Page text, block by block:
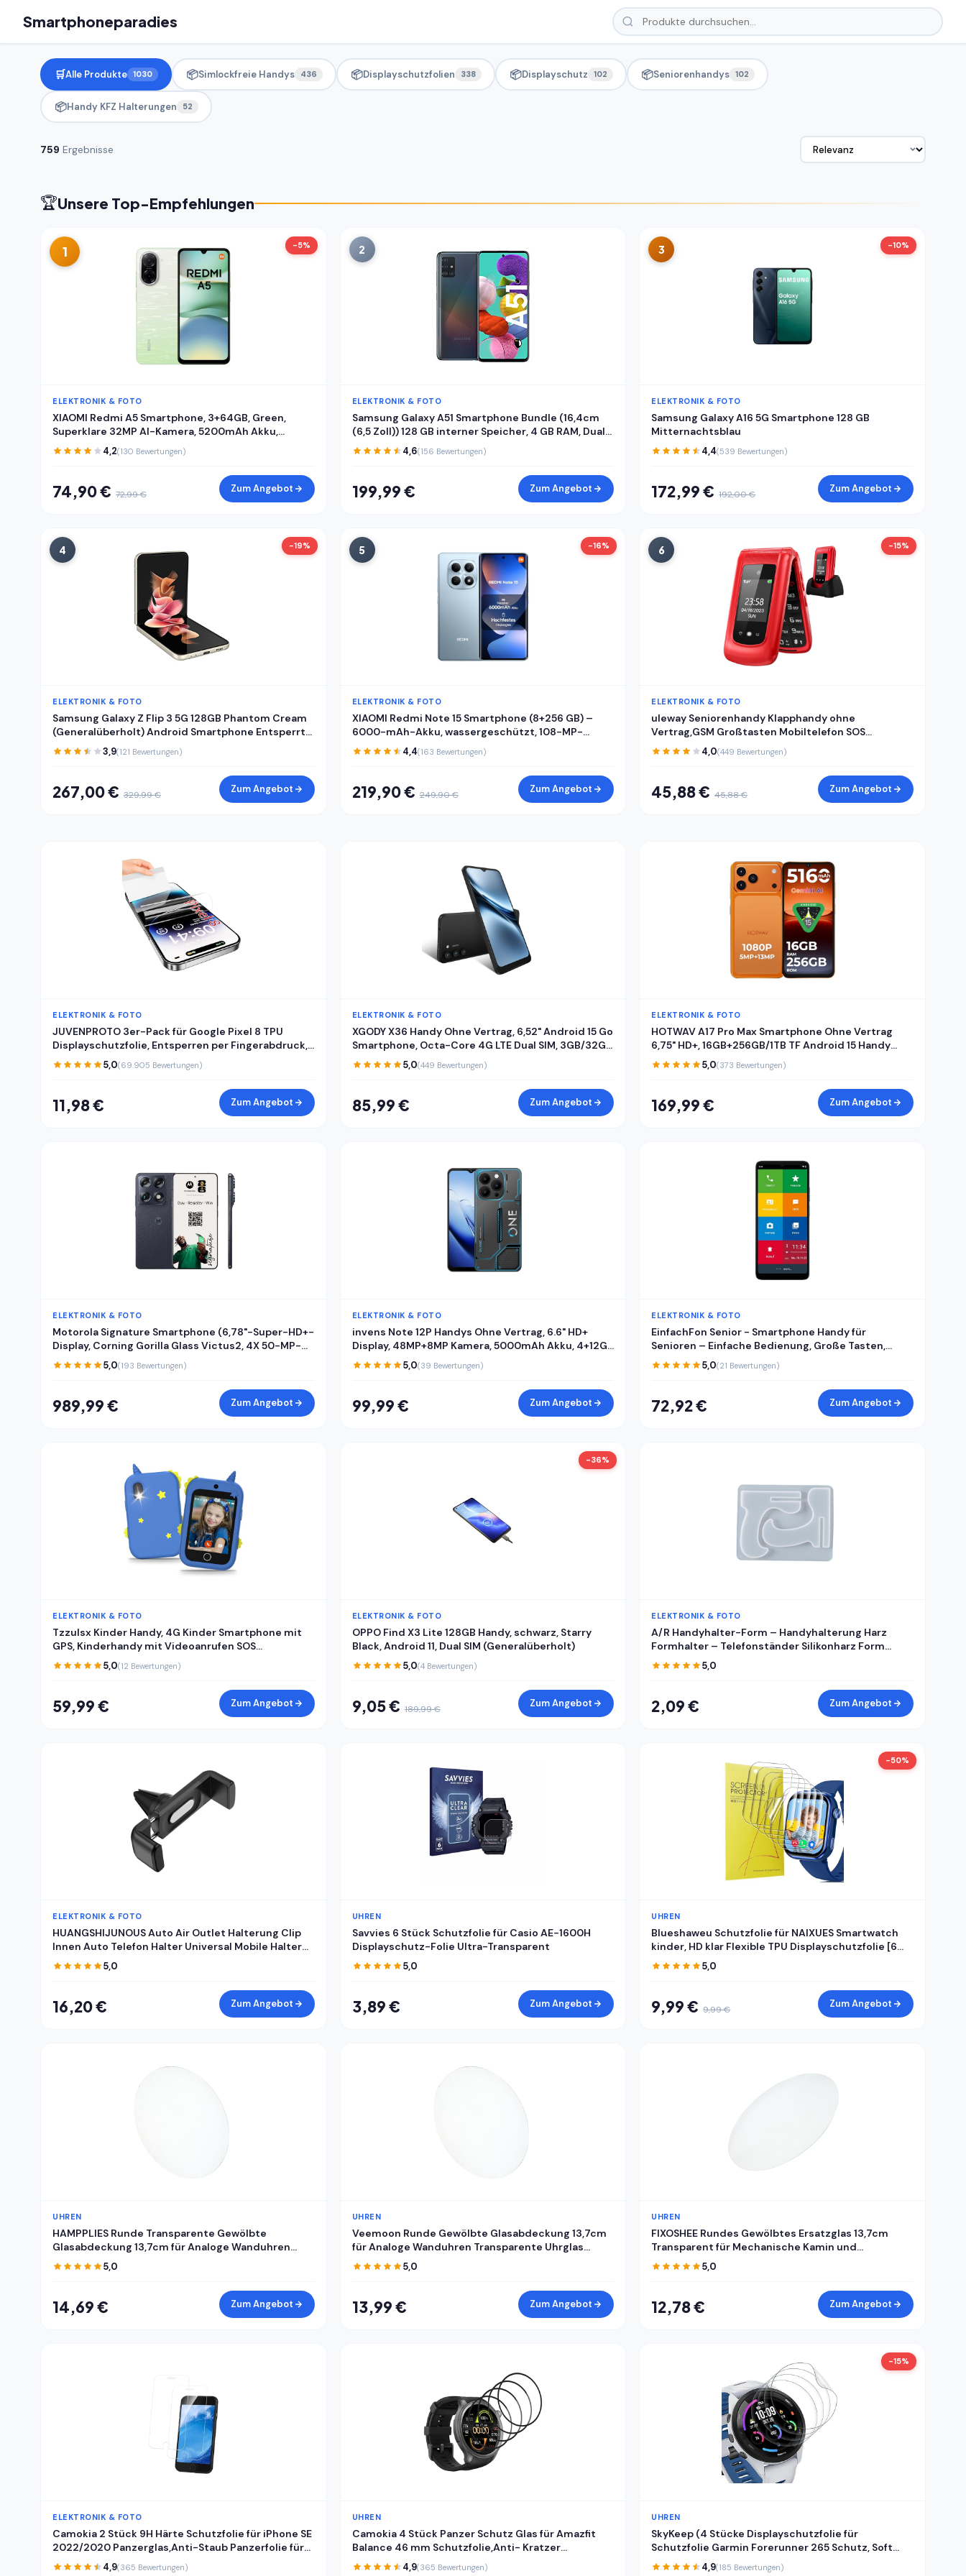
Smartphoneparadies
🛒Alle Produkte 1030 📦Simlockfreie Handys 436 📦Displayschutzfolien 338 📦Displayschutz 102 📦Seniorenhandys 102
📦Handy KFZ Halterungen 52
759 Ergebnisse
🏆Unsere Top-Empfehlungen
1 -5%
ELEKTRONIK & FOTO
XIAOMI Redmi A5 Smartphone, 3+64GB, Green,
Superklare 32MP AI-Kamera, 5200mAh Akku,
Leistungsstarker Octa-Core-Prozessor,
Immersives 6,88" 120Hz Display
4,2(130 Bewertungen)
74,90 € 72,99 € Zum Angebot
2
ELEKTRONIK & FOTO
Samsung Galaxy A51 Smartphone Bundle (16,4cm
(6,5 Zoll)) 128 GB interner Speicher, 4 GB RAM, Dual
SIM, Android inkl. 24 Monate Herstellergarantie
[Exklusiv bei Amazon] Deutsche Version
4,6(156 Bewertungen)
199,99 € Zum Angebot
3 -10%
ELEKTRONIK & FOTO
Samsung Galaxy A16 5G Smartphone 128 GB
Mitternachtsblau
4,4(539 Bewertungen)
172,99 € 192,00 € Zum Angebot
4 -19%
ELEKTRONIK & FOTO
Samsung Galaxy Z Flip 3 5G 128GB Phantom Cream
(Generalüberholt) Android Smartphone Entsperrt
mit Garantie
3,9(121 Bewertungen)
267,00 € 329,99 € Zum Angebot
5 -16%
ELEKTRONIK & FOTO
XIAOMI Redmi Note 15 Smartphone (8+256 GB) –
6000-mAh-Akku, wassergeschützt, 108-MP-
Kamera, 6,77" FHD+ Display, Gletscherblau, 2 Jahre
Garantie
4,4(163 Bewertungen)
219,90 € 249,90 € Zum Angebot
6 -15%
ELEKTRONIK & FOTO
uleway Seniorenhandy Klapphandy ohne
Vertrag,GSM Großtasten Mobiltelefon SOS
Notruffunktion,Taschenlampe,FM Radio,2.4 Zoll
Dual Display Handy für Senioren (Blau)(mit
4,0(449 Bewertungen)
45,88 € 45,88 € Zum Angebot
ELEKTRONIK & FOTO
JUVENPROTO 3er-Pack für Google Pixel 8 TPU
Displayschutzfolie, Entsperren per Fingerabdruck,
HD, kratzfest, blasenfrei, ultradünn, einfache
Installation für Pixel 8
5,0(69.905 Bewertungen)
11,98 € Zum Angebot
ELEKTRONIK & FOTO
XGODY X36 Handy Ohne Vertrag, 6,52" Android 15 Go
Smartphone, Octa-Core 4G LTE Dual SIM, 3GB/32GB
(256GB Erweiterbar), 4200mAh, 13MP+5MP Kamera,
Gesichtserkennung, USB-C, GPS, Schwarz
5,0(449 Bewertungen)
85,99 € Zum Angebot
ELEKTRONIK & FOTO
HOTWAV A17 Pro Max Smartphone Ohne Vertrag
6,75" HD+, 16GB+256GB/1TB TF Android 15 Handy
ohne vertrag, 5160mAh Akku Quick-Charge, Dual
SIM 4G Handys,Fingerabdruck/Face ID/Gemini
5,0(373 Bewertungen)
169,99 € Zum Angebot
ELEKTRONIK & FOTO
Motorola Signature Smartphone (6,78"-Super-HD+-
Display, Corning Gorilla Glass Victus2, 4X 50-MP-
Kameras, 16/512GB, 5100mAh, 90W-TurboPower +
50W kabelloses Aufladen) Pantone Carbon, inkl.
5,0(193 Bewertungen)
989,99 € Zum Angebot
ELEKTRONIK & FOTO
invens Note 12P Handys Ohne Vertrag, 6.6" HD+
Display, 48MP+8MP Kamera, 5000mAh Akku, 4+12GB
RAM 128GB ROM, Android 15 günstiges Smartphone,
Dual SIM Handy + TF, Face ID/Fingerabdruck,
5,0(39 Bewertungen)
99,99 € Zum Angebot
ELEKTRONIK & FOTO
EinfachFon Senior - Smartphone Handy für
Senioren – Einfache Bedienung, Große Tasten,
Notruf, Kamera
5,0(21 Bewertungen)
72,92 € Zum Angebot
ELEKTRONIK & FOTO
Tzzulsx Kinder Handy, 4G Kinder Smartphone mit
GPS, Kinderhandy mit Videoanrufen SOS
Schrittzähler Klassenmodus Wecker, Kindertelefon
Geburtstagsgeschenk Geschenke für Mädchen
5,0(12 Bewertungen)
59,99 € Zum Angebot
-36%
ELEKTRONIK & FOTO
OPPO Find X3 Lite 128GB Handy, schwarz, Starry
Black, Android 11, Dual SIM (Generalüberholt)
5,0(4 Bewertungen)
9,05 € 189,99 € Zum Angebot
ELEKTRONIK & FOTO
A/R Handyhalter-Form – Handyhalterung Harz
Formhalter – Telefonständer Silikonharz Form
Handyhalter Form Handyhalterung Form
Handyhalterung Form Epoxidharz Gießform für DIY
5,0
2,09 € Zum Angebot
ELEKTRONIK & FOTO
HUANGSHIJUNOUS Auto Air Outlet Halterung Clip
Innen Auto Telefon Halter Universal Mobile Halter
ABS Auto Halterung Telefon Unterstützung Handy
Halter
5,0
16,20 € Zum Angebot
UHREN
Savvies 6 Stück Schutzfolie für Casio AE-1600H
Displayschutz-Folie Ultra-Transparent
5,0
3,89 € Zum Angebot
-50%
UHREN
Blueshaweu Schutzfolie für NAIXUES Smartwatch
kinder, HD klar Flexible TPU Displayschutzfolie [6
Stück] Kompatibel für NAIXUES 4G kinder GPS
Smartwatch (Transparenz)
5,0
9,99 € 9,99 € Zum Angebot
UHREN
HAMPPLIES Runde Transparente Gewölbte
Glasabdeckung 13,7cm für Analoge Wanduhren
Ersatz Uhrglas Selbstgemacht Abdeckung für
Mechanische Wanduhrzifferblätter
5,0
14,69 € Zum Angebot
UHREN
Veemoon Runde Gewölbte Glasabdeckung 13,7cm
für Analoge Wanduhren Transparente Uhrglas
Kuppel als Ersatz Staubdichte Klare
Uhrenglasabdeckung für Selbstgemacht
5,0
13,99 € Zum Angebot
UHREN
FIXOSHEE Rundes Gewölbtes Ersatzglas 13,7cm
Transparent für Mechanische Kamin und
Wanduhren mit Uhrkuppel und
Zifferblattabdeckung
5,0
12,78 € Zum Angebot
ELEKTRONIK & FOTO
Camokia 2 Stück 9H Härte Schutzfolie für iPhone SE
2022/2020 Panzerglas,Anti-Staub Panzerfolie für
iPhone SE 2022/2020 Schutzglas,HD Klar Volle
4,9(365 Bewertungen)
UHREN
Camokia 4 Stück Panzer Schutz Glas für Amazfit
Balance 46 mm Schutzfolie,Anti- Kratzer
Schutzglas für Panzerglas Amazfit Balance 46 mm
4,9(365 Bewertungen)
-15%
UHREN
SkyKeep (4 Stücke Displayschutzfolie für
Schutzfolie Garmin Forerunner 265 Schutz, Soft
TPU, Kratzfest, HD, Anti-Bläschen, Ultra-klar, für
4,9(185 Bewertungen)